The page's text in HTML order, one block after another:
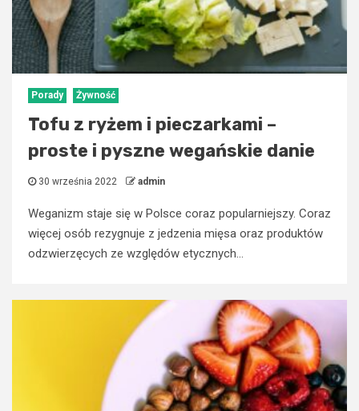
Porady Żywność
Tofu z ryżem i pieczarkami –
proste i pyszne wegańskie danie
30 września 2022 admin
Weganizm staje się w Polsce coraz popularniejszy. Coraz
więcej osób rezygnuje z jedzenia mięsa oraz produktów
odzwierzęcych ze względów etycznych...